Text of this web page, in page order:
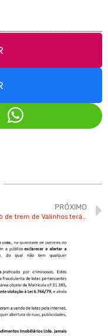
PRÓXIMO
Estação de trem de Valinhos terá réplica de antigo relógio desaparecido